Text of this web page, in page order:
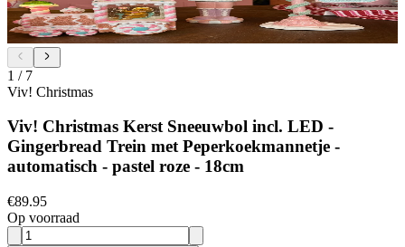
1 / 7
Viv! Christmas
Viv! Christmas Kerst Sneeuwbol incl. LED -
Gingerbread Trein met Peperkoekmannetje -
automatisch - pastel roze - 18cm
€89.95
Op voorraad